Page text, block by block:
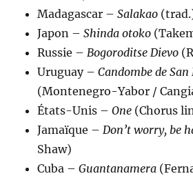
Madagascar –Salakao
Japon –Shinda otoko
Russie – Bogoroditse Dievo
Uruguay –Candombe de
(Montenegro-Yabor /
États-Unis –One (Chorus
Jamaïque – Don’t worry, be
Shaw)
Cuba –Guantanamera